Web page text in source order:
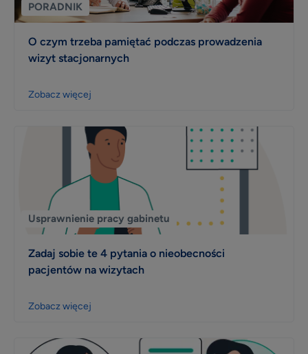
PORADNIK
O czym trzeba pamiętać podczas prowadzenia
wizyt stacjonarnych
Zobacz więcej
Usprawnienie pracy gabinetu
Zadaj sobie te 4 pytania o nieobecności
pacjentów na wizytach
Zobacz więcej